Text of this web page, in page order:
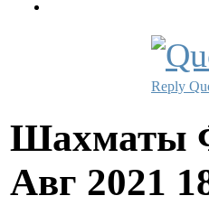
Reply
Шахматы
Авг 2021